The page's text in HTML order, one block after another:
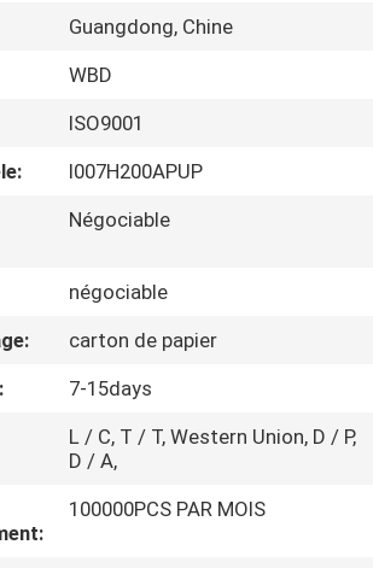
Guangdong, Chine
WBD
ISO9001
I007H200APUP
Négociable
négociable
carton de papier
7-15days
L / C, T / T, Western Union, D / P,
D / A,
100000PCS PAR MOIS